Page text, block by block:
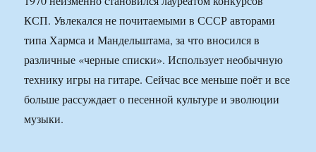
КСП. Увлекался не почитаемыми в СССР авторами
типа Хармса и Мандельштама, за что вносился в
различные «черные списки». Использует необычную
технику игры на гитаре. Сейчас все меньше поёт и все
больше рассуждает о песенной культуре и эволюции
музыки.